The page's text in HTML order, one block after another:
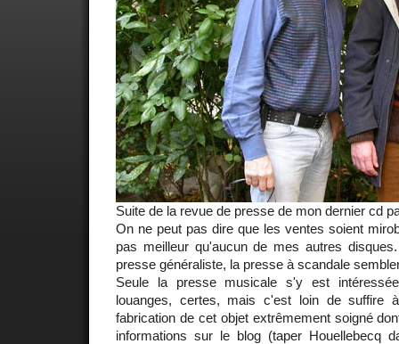
Suite de la revue de presse de mon dernier cd
On ne peut pas dire que les ventes soient
pas meilleur qu'aucun de mes autres
presse généraliste, la presse à scandale
Seule la presse musicale s'y est
louanges, certes, mais c'est loin de suffire
fabrication de cet objet extrêmement soigné
informations sur le blog (taper Houellebecq